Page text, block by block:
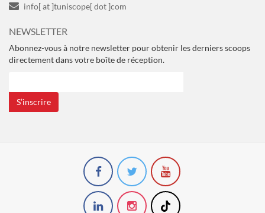
info[ at ]tuniscope[ dot ]com
NEWSLETTER
Abonnez-vous à notre newsletter pour obtenir les derniers scoops
directement dans votre boîte de réception.
S’inscrire